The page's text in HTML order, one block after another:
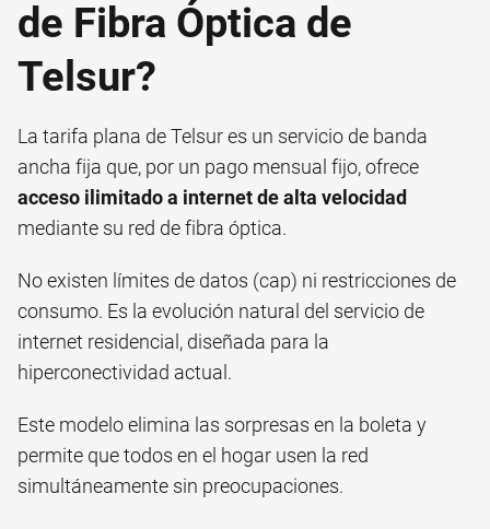
de Fibra Óptica de
Telsur?
La tarifa plana de Telsur es un servicio de banda
ancha fija que, por un pago mensual fijo, ofrece
acceso ilimitado a internet de alta velocidad
mediante su red de fibra óptica.
No existen límites de datos (cap) ni restricciones de
consumo. Es la evolución natural del servicio de
internet residencial, diseñada para la
hiperconectividad actual.
Este modelo elimina las sorpresas en la boleta y
permite que todos en el hogar usen la red
simultáneamente sin preocupaciones.